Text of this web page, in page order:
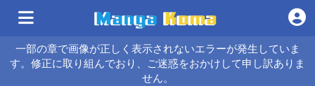
一部の章で画像が正しく表示されないエラーが発生していま
す。修正に取り組んでおり、ご迷惑をおかけして申し訳ありま
せん。